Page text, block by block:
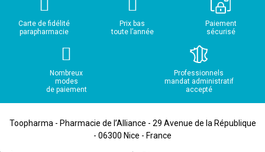
Carte de fidélité
parapharmacie
Prix bas
toute l’année
Paiement
sécurisé
Nombreux
modes
de paiement
Professionnels
mandat administratif
accepté
Toopharma - Pharmacie de l’Alliance - 29 Avenue de la République
- 06300 Nice - France